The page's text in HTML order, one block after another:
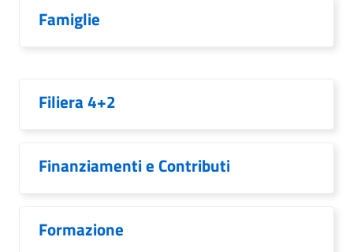
Famiglie
Filiera 4+2
Finanziamenti e Contributi
Formazione